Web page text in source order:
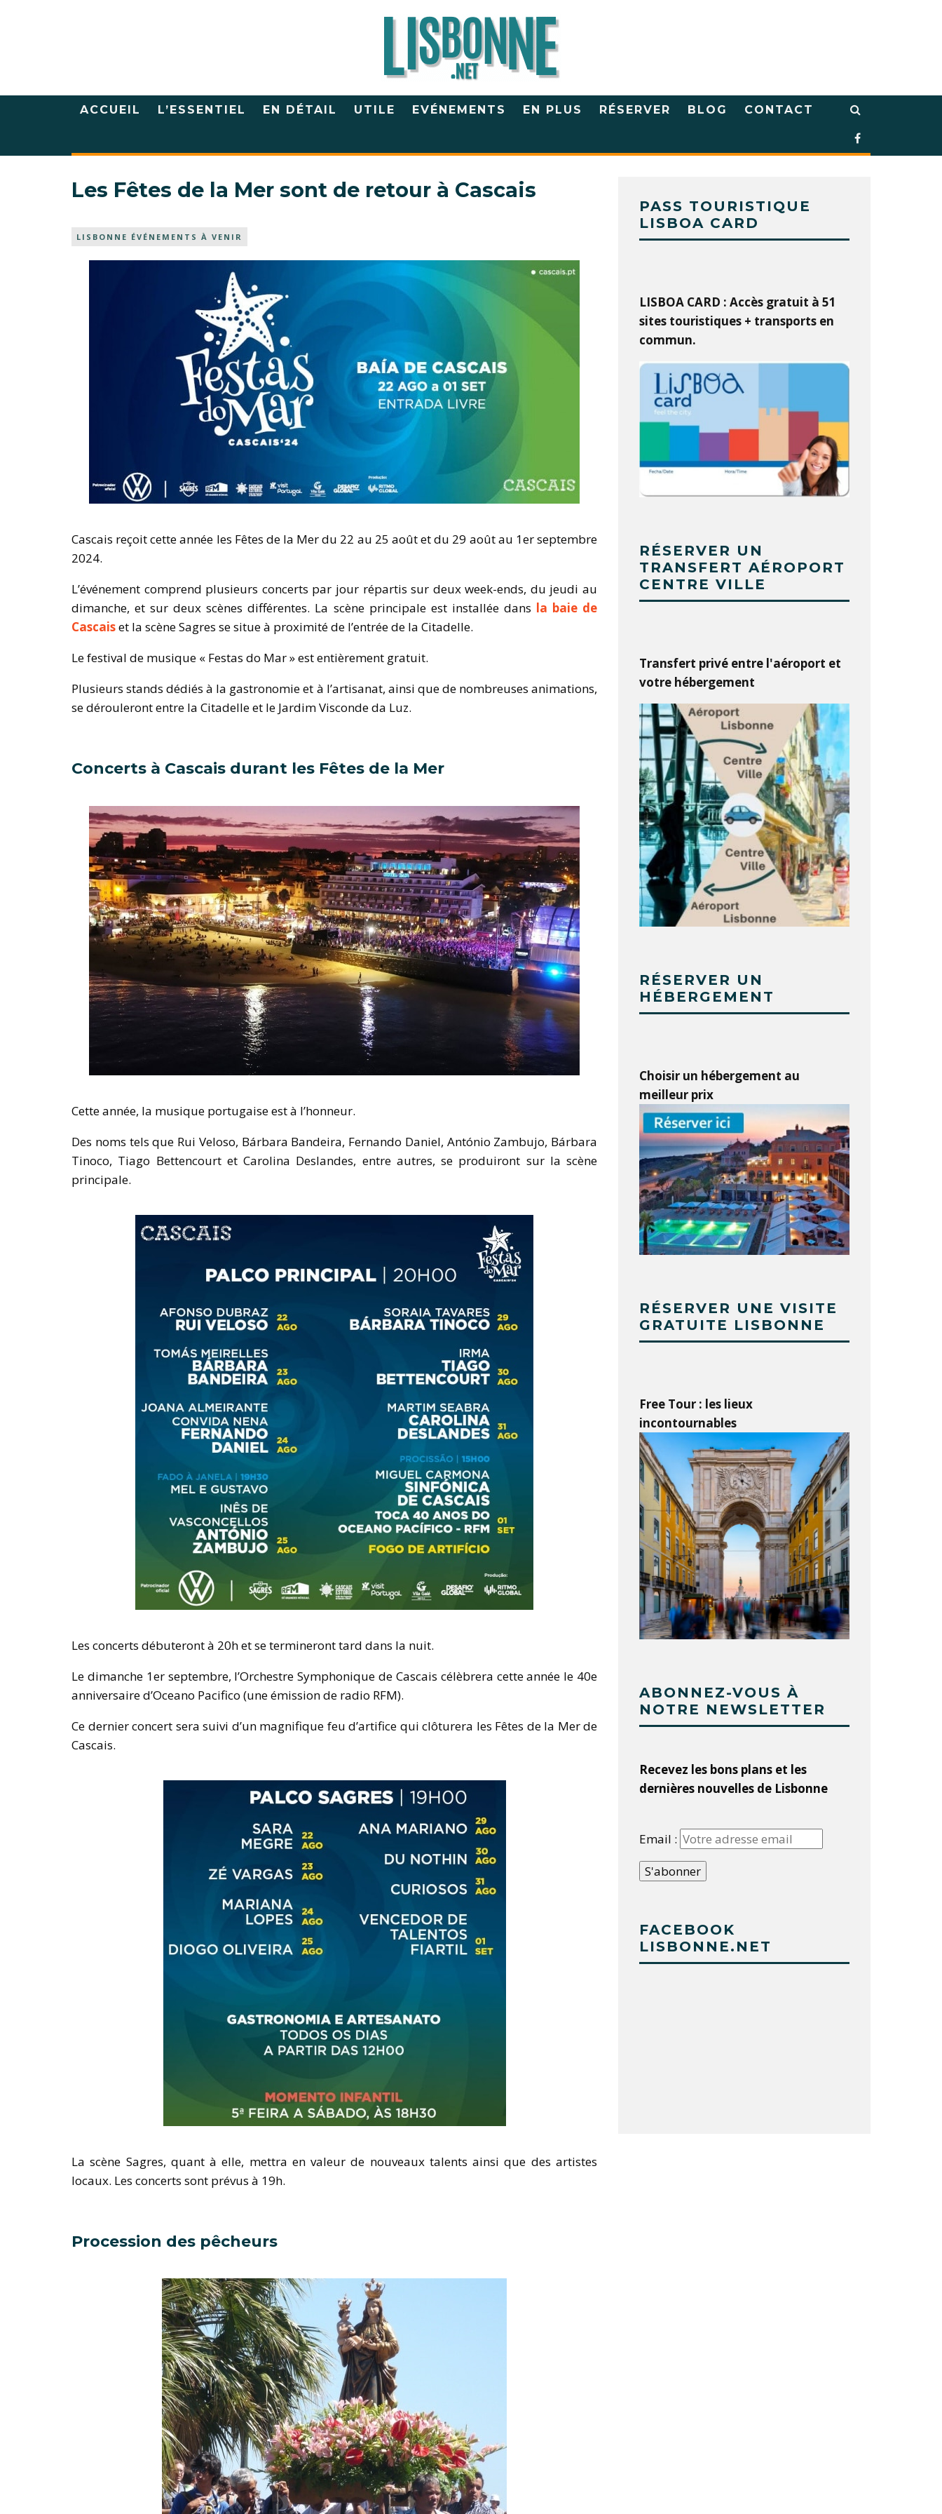
ACCUEIL L’ESSENTIEL EN DÉTAIL UTILE EVÉNEMENTS EN PLUS RÉSERVER BLOG CONTACT
Les Fêtes de la Mer sont de retour à Cascais
LISBONNE ÉVÉNEMENTS À VENIR
Cascais reçoit cette année les Fêtes de la Mer du 22 au 25 août et du 29 août au 1er septembre
2024.
L’événement comprend plusieurs concerts par jour répartis sur deux week-ends, du jeudi au
dimanche, et sur deux scènes différentes. La scène principale est installée dans la baie de
Cascaiset la scène Sagres se situe à proximité de l’entrée de la Citadelle.
Le festival de musique « Festas do Mar » est entièrement gratuit.
Plusieurs stands dédiés à la gastronomie et à l’artisanat, ainsi que de nombreuses animations,
se dérouleront entre la Citadelle et le Jardim Visconde da Luz.
Concerts à Cascais durant les Fêtes de la Mer
Cette année, la musique portugaise est à l’honneur.
Des noms tels que Rui Veloso, Bárbara Bandeira, Fernando Daniel, António Zambujo, Bárbara
Tinoco, Tiago Bettencourt et Carolina Deslandes, entre autres, se produiront sur la scène
principale.
Les concerts débuteront à 20h et se termineront tard dans la nuit.
Le dimanche 1er septembre, l’Orchestre Symphonique de Cascais célèbrera cette année le 40e
anniversaire d’Oceano Pacifico (une émission de radio RFM).
Ce dernier concert sera suivi d’un magnifique feu d’artifice qui clôturera les Fêtes de la Mer de
Cascais.
La scène Sagres, quant à elle, mettra en valeur de nouveaux talents ainsi que des artistes
locaux. Les concerts sont prévus à 19h.
Procession des pêcheurs
PASS TOURISTIQUE
LISBOA CARD
LISBOA CARD : Accès gratuit à 51
sites touristiques + transports en
commun.
RÉSERVER UN
TRANSFERT AÉROPORT
CENTRE VILLE
Transfert privé entre l'aéroport et
votre hébergement
RÉSERVER UN
HÉBERGEMENT
Choisir un hébergement au
meilleur prix
RÉSERVER UNE VISITE
GRATUITE LISBONNE
Free Tour : les lieux
incontournables
ABONNEZ-VOUS À
NOTRE NEWSLETTER
Recevez les bons plans et les
dernières nouvelles de Lisbonne
Email :
FACEBOOK
LISBONNE.NET